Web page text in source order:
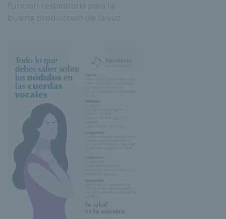
función respiratoria para la
buena producción de la voz.